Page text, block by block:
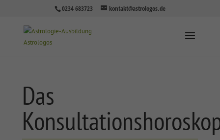
0234 683723 kontakt@astrologos.de
Das